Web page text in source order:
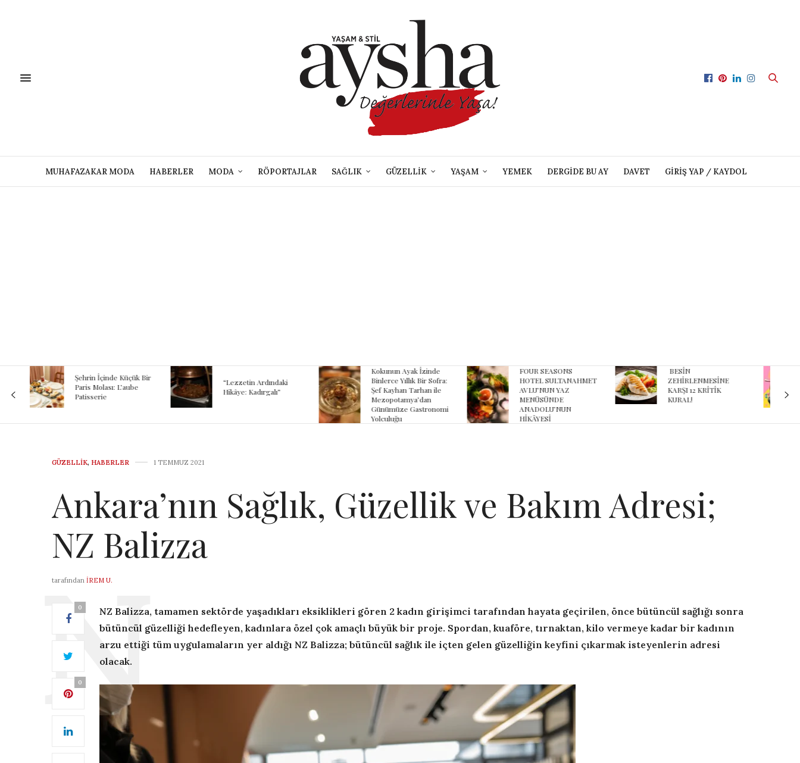
MUHAFAZAKAR MODA HABERLER MODA RÖPORTAJLAR SAĞLIK GÜZELLİK YAŞAM YEMEK DERGIDE BU AY DAVET GIRIŞ YAP / KAYDOL
“Lezzetin Ardındaki
Hikâye: Kadırgalı”
Binlerce Yıllık Bir Sofra:
Şef Kayhan Tarhan ile
FOUR SEASONS
HOTEL SULTANAHMET
AVLU’NUN YAZ
MENÜSÜNDE
ANADOLU’NUN
HİKÂYESİ
BESİN
ZEHİRLENMESİNE
KARŞI 12 KRİTİK
KURAL!
Karnaval’dan geçmişe
davet eden yeni
podcast serisi: Ayşegül
Aldinç ile O Zaman
GÜZELLIK, HABERLER 1 TEMMUZ 2021
Ankara’nın Sağlık, Güzellik ve Bakım Adresi;
NZ Balizza
tarafından İREM U.
0
0
NZ Balizza, tamamen sektörde yaşadıkları eksiklikleri gören 2 kadın girişimci tarafından hayata geçirilen, önce bütüncül sağlığı sonra
bütüncül güzelliği hedefleyen, kadınlara özel çok amaçlı büyük bir proje. Spordan, kuaföre, tırnaktan, kilo vermeye kadar bir kadının
arzu ettiği tüm uygulamaların yer aldığı NZ Balizza; bütüncül sağlık ile içten gelen güzelliğin keyfini çıkarmak isteyenlerin adresi
olacak.